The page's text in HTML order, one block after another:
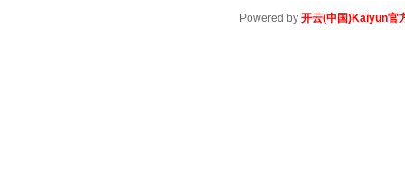
Powered by 开云(中国)Kaiyun官